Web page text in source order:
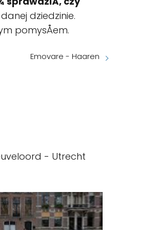
dziedzinie.
pomysÅem.
Emovare - Haaren
- Utrecht